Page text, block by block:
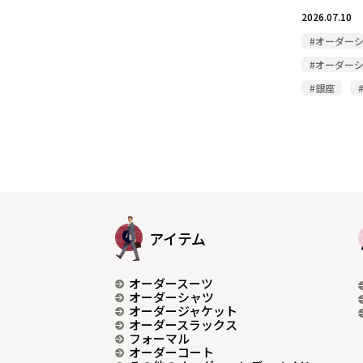
2026.07.10
#オーダー
#オーダー
#銀座
アイテム
オーダースーツ
オーダーシャツ
オーダージャケット
オーダースラックス
フォーマル
オーダーコート